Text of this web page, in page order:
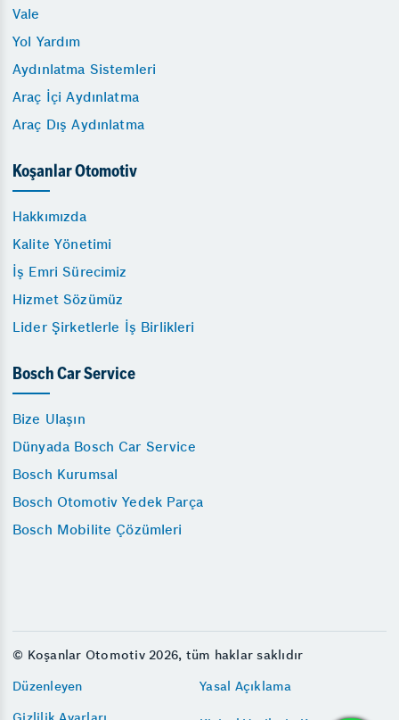
Vale
Yol Yardım
Aydınlatma Sistemleri
Araç İçi Aydınlatma
Araç Dış Aydınlatma
Koşanlar Otomotiv
Hakkımızda
Kalite Yönetimi
İş Emri Sürecimiz
Hizmet Sözümüz
Lider Şirketlerle İş Birlikleri
Bosch Car Service
Bize Ulaşın
Dünyada Bosch Car Service
Bosch Kurumsal
Bosch Otomotiv Yedek Parça
Bosch Mobilite Çözümleri
© Koşanlar Otomotiv 2026, tüm haklar saklıdır
Düzenleyen
Yasal Açıklama